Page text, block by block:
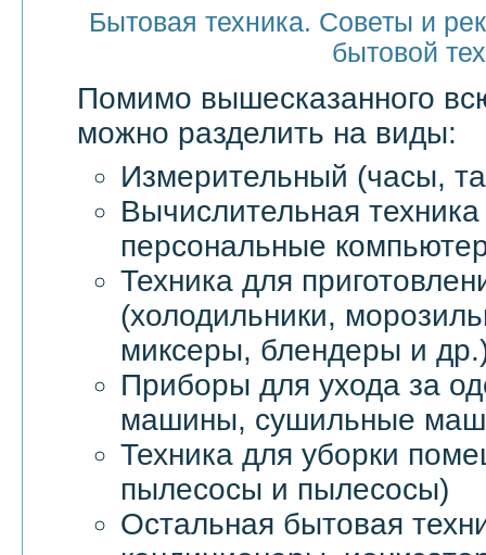
Бытовая техника. Советы и
бытовой
Помимо вышесказанного
можно разделить на виды:
Измерительный (часы,
Вычислительная
персональные
Техника для
(холодильники,
миксеры, блендеры и
Приборы для ухода за
машины, сушильные
Техника для уборки
пылесосы и пылесосы)
Остальная бытовая